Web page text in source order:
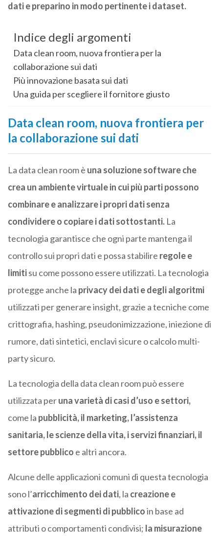
dati e preparino in modo pertinente i dataset.
Indice degli argomenti
Data clean room, nuova frontiera per la
collaborazione sui dati
Più innovazione basata sui dati
Una guida per scegliere il fornitore giusto
Data clean room, nuova frontiera per
la collaborazione sui dati
La data clean room è una soluzione software che
crea un ambiente virtuale in cui più parti possono
combinare e analizzare i propri dati senza
condividere o copiare i dati sottostanti.La
tecnologia garantisce che ogni parte mantenga il
controllo sui propri dati e possa stabilire regole e
limitisu come possono essere utilizzati. La tecnologia
protegge anche la privacy dei dati e degli algoritmi
utilizzati per generare insight, grazie a tecniche come
crittografia, hashing, pseudonimizzazione, iniezione di
rumore, dati sintetici, enclavi sicure o calcolo multi-
party sicuro.
La tecnologia della data clean room può essere
utilizzata peruna varietà di casi d’uso e settori,
come la pubblicità, il marketing, l’assistenza
sanitaria, le scienze della vita, i servizi finanziari, il
settore pubblico e altri ancora.
Alcune delle applicazioni comuni di questa tecnologia
sono l’arricchimento dei dati, la creazione e
attivazione disegmenti di pubblicoin base ad
attributi o comportamenti condivisi; la misurazione